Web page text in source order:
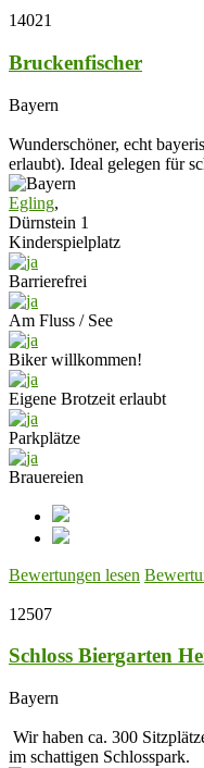
14021
Bruckenfischer
Bayern
Wunderschöner, echt
erlaubt). Ideal gelegen für
Egling,
Dürnstein 1
Kinderspielplatz
Barrierefrei
Am Fluss / See
Biker willkommen!
Eigene Brotzeit erlaubt
Parkplätze
Brauereien
Bewertungen lesen
12507
Schloss Biergarten
Bayern
Wir haben ca. 300
im schattigen Schlosspark.